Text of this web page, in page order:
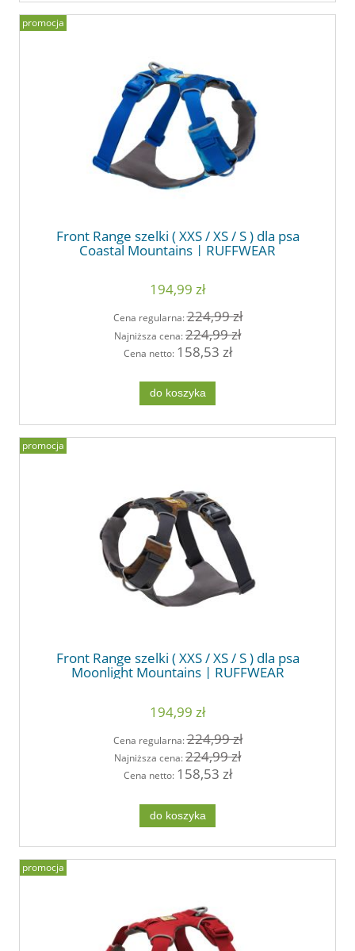
Front Range szelki ( XXS / XS / S ) dla psa
Coastal Mountains | RUFFWEAR
194,99 zł
Cena regularna:224,99 zł
Najniższa cena:224,99 zł
Cena netto: 158,53 zł
do koszyka
promocja
Front Range szelki ( XXS / XS / S ) dla psa
Moonlight Mountains | RUFFWEAR
194,99 zł
Cena regularna:224,99 zł
Najniższa cena:224,99 zł
Cena netto: 158,53 zł
do koszyka
promocja
promocja